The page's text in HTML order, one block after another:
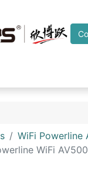
WiFi Powerline
WiFi